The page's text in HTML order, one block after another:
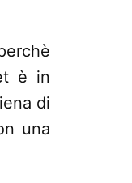
è in
di
una